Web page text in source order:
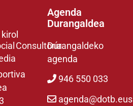
Consultoría
Agenda
Durangaldea
Durangaldeko
agenda
946 550 033
agenda@dotb.eus